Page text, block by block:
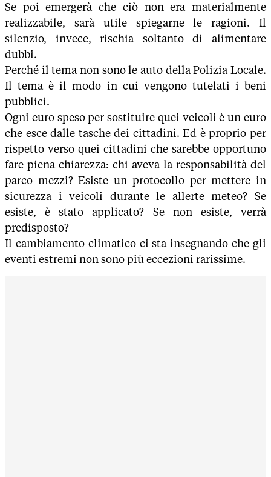
Se poi emergerà che ciò non era materialmente
realizzabile, sarà utile spiegarne le ragioni. Il
silenzio, invece, rischia soltanto di alimentare
dubbi.
Perché il tema non sono le auto della Polizia Locale.
Il tema è il modo in cui vengono tutelati i beni
pubblici.
Ogni euro speso per sostituire quei veicoli è un euro
che esce dalle tasche dei cittadini. Ed è proprio per
rispetto verso quei cittadini che sarebbe opportuno
fare piena chiarezza: chi aveva la responsabilità del
parco mezzi? Esiste un protocollo per mettere in
sicurezza i veicoli durante le allerte meteo? Se
esiste, è stato applicato? Se non esiste, verrà
predisposto?
Il cambiamento climatico ci sta insegnando che gli
eventi estremi non sono più eccezioni rarissime.